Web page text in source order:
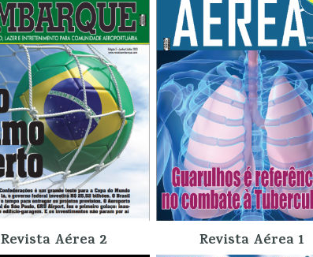
Revista Aérea 2 Revista Aérea 1